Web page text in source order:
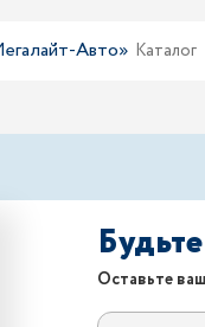
Авто» Каталог
Оставьте